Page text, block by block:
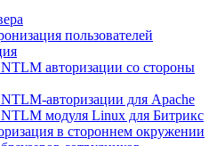
пользователей
авторизации со стороны
авторизации для Apache
модуля Linux для Битрикс
в стороннем окружении